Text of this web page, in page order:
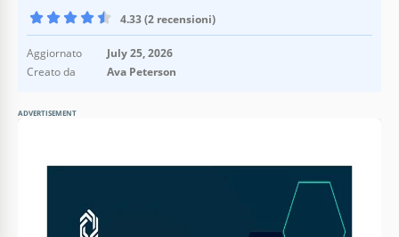
4.33 (2 recensioni)
Aggiornato
July 25, 2026
Creato da
Ava Peterson
ADVERTISEMENT